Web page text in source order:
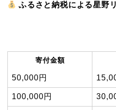
ふるさと納税による星野
寄付金額
50,000円
100,000円